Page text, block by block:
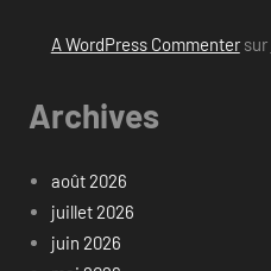
A WordPress Commentersur
Archives
août 2026
juillet 2026
juin 2026